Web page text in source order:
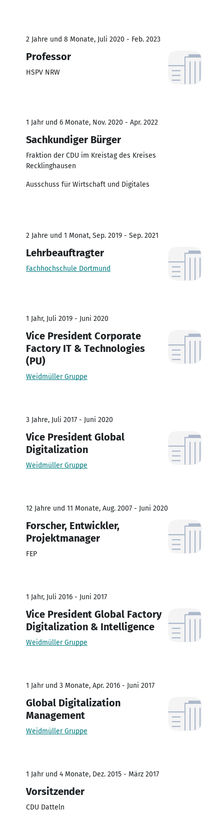
2 Jahre und 8 Monate, Juli 2020 - Feb. 2023
Professor
HSPV NRW
1 Jahr und 6 Monate, Nov. 2020 - Apr. 2022
Sachkundiger Bürger
Fraktion der CDU im Kreistag des Kreises
Recklinghausen
Ausschuss für Wirtschaft und Digitales
2 Jahre und 1 Monat, Sep. 2019 - Sep. 2021
Lehrbeauftragter
Fachhochschule Dortmund
1 Jahr, Juli 2019 - Juni 2020
Vice President Corporate
Factory IT & Technologies
(PU)
Weidmüller Gruppe
3 Jahre, Juli 2017 - Juni 2020
Vice President Global
Digitalization
Weidmüller Gruppe
12 Jahre und 11 Monate, Aug. 2007 - Juni 2020
Forscher, Entwickler,
Projektmanager
FEP
1 Jahr, Juli 2016 - Juni 2017
Vice President Global Factory
Digitalization & Intelligence
Weidmüller Gruppe
1 Jahr und 3 Monate, Apr. 2016 - Juni 2017
Global Digitalization
Management
Weidmüller Gruppe
1 Jahr und 4 Monate, Dez. 2015 - März 2017
Vorsitzender
CDU Datteln